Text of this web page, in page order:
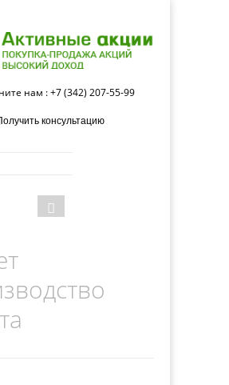
нам : +7 (342) 207-55-99
консультацию
Форма
Поиск